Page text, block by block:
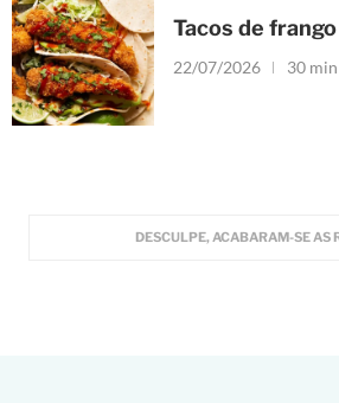
Tacos de
22/07/2026 30 min
DESCULPE, ACABARAM-SE AS